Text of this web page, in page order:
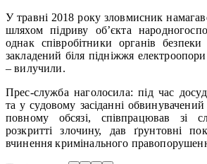
У травні 2018 року зловмисник
шляхом підриву об’єкта
однак співробітники органів
закладений біля підніжжя
– вилучили.
Прес-служба наголосила: під час
та у судовому засіданні
повному обсязі, співпрацював зі
розкритті злочину, дав ґрунтовні
вчинення кримінального